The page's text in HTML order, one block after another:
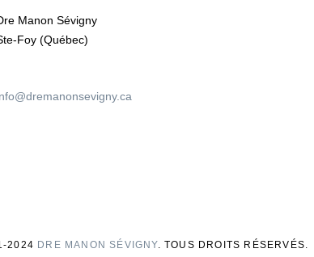
Manon Sévigny
Foy (Québec)
2024 D RE MANON SÉVIGNY. TOUS DROITS RÉSERVÉS.